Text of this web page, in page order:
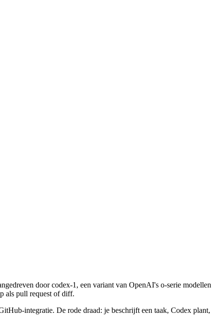
door codex-1, een variant van OpenAI's o-serie modellen
als pull request of diff.
integratie. De rode draad: je beschrijft een taak, Codex plant,